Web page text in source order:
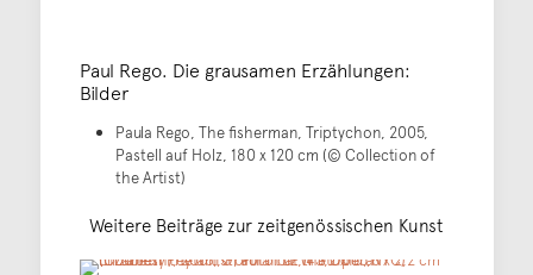
Paul Rego. Die grausamen Erzählungen:
Bilder
Paula Rego, The fisherman, Triptychon, 2005,
Pastell auf Holz, 180 x 120 cm (© Collection of
the Artist)
Weitere Beiträge zur zeitgenössischen Kunst